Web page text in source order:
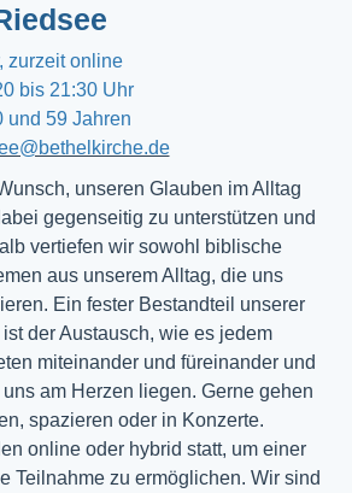
zurzeit online
bis 21:30 Uhr
und 59 Jahren
unseren Glauben im Alltag
gegenseitig zu unterstützen und
vertiefen wir sowohl biblische
aus unserem Alltag, die uns
Ein fester Bestandteil unserer
der Austausch, wie es jedem
miteinander und füreinander und
am Herzen liegen. Gerne gehen
spazieren oder in Konzerte.
online oder hybrid statt, um einer
Teilnahme zu ermöglichen. Wir sind